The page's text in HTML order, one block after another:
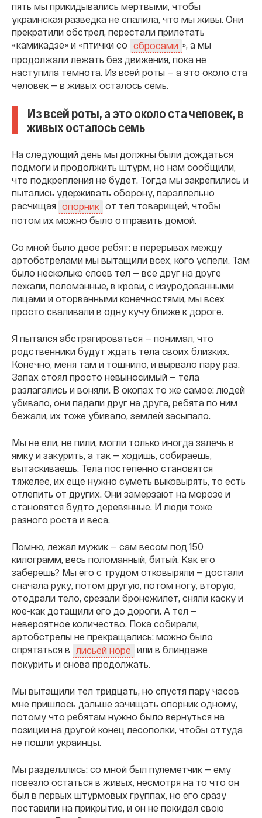
пять мы прикидывались мертвыми, чтобы
украинская разведка не спалила, что мы живы. Они
прекратили обстрел, перестали прилетать
«камикадзе» и «птички со сбросами », а мы
продолжали лежать без движения, пока не
наступила темнота. Из всей роты — а это около ста
человек — в живых осталось семь.
Из всей роты, а это около ста человек, в
живых осталось семь
На следующий день мы должны были дождаться
подмоги и продолжить штурм, но нам сообщили,
что подкрепления не будет. Тогда мы закрепились и
пытались удерживать оборону, параллельно
расчищая опорник от тел товарищей, чтобы
потом их можно было отправить домой.
Со мной было двое ребят: в перерывах между
артобстрелами мы вытащили всех, кого успели. Там
было несколько слоев тел — все друг на друге
лежали, поломанные, в крови, с изуродованными
лицами и оторванными конечностями, мы всех
просто сваливали в одну кучу ближе к дороге.
Я пытался абстрагироваться — понимал, что
родственники будут ждать тела своих близких.
Конечно, меня там и тошнило, и вырвало пару раз.
Запах стоял просто невыносимый — тела
разлагались и воняли. В окопах то же самое: людей
убивало, они падали друг на друга, ребята по ним
бежали, их тоже убивало, землей засыпало.
Мы не ели, не пили, могли только иногда залечь в
ямку и закурить, а так — ходишь, собираешь,
вытаскиваешь. Тела постепенно становятся
тяжелее, их еще нужно суметь выковырять, то есть
отлепить от других. Они замерзают на морозе и
становятся будто деревянные. И люди тоже
разного роста и веса.
Помню, лежал мужик — сам весом под 150
килограмм, весь поломанный, битый. Как его
заберешь? Мы его с трудом отковыряли — достали
сначала руку, потом другую, потом ногу, вторую,
отодрали тело, срезали бронежилет, сняли каску и
кое-как дотащили его до дороги. А тел —
невероятное количество. Пока собирали,
артобстрелы не прекращались: можно было
спрятаться в
лисьей норе или в блиндаже
покурить и снова продолжать.
Мы вытащили тел тридцать, но спустя пару часов
мне пришлось дальше зачищать опорник одному,
потому что ребятам нужно было вернуться на
позиции на другой конец лесополки, чтобы оттуда
не пошли украинцы.
Мы разделились: со мной был пулеметчик — ему
повезло остаться в живых, несмотря на то что он
был в первых штурмовых группах, но его сразу
поставили на прикрытие, и он не покидал свою